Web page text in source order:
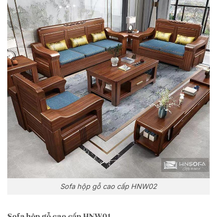
Sofa hộp gỗ cao cấp HNW02